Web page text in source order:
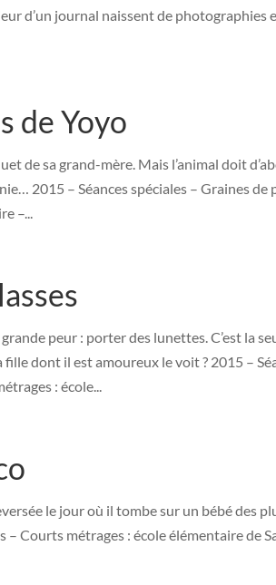
d’un journal naissent de photographies
de Yoyo
de sa grand-mère. Mais l’animal doit
2015 – Séances spéciales – Graines
–...
peur : porter des lunettes. C’est la
dont il est amoureux le voit ? 2015 –
: école...
le jour où il tombe sur un bébé des
– Courts métrages : école élémentaire de